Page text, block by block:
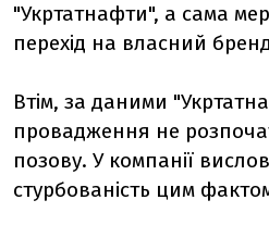
"Укртатнафти", а сама
перехід на власний
Втім, за даними
провадження не
позову. У компанії
стурбованість цим